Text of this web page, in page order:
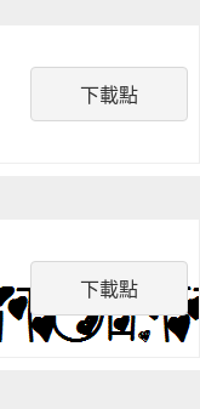
下載點
下載點